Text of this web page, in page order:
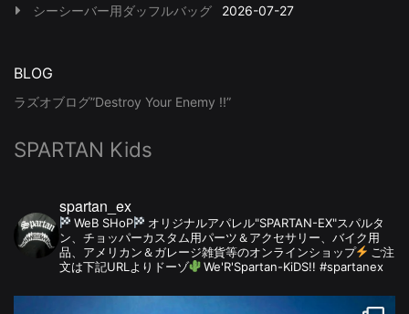
シーシーバー用ダッフルバッグ
2026-07-27
BLOG
ラズオブログ”Destroy Your Enemy !!”
SPARTAN Kids
spartan_ex
WeB SHoP
オリジナルアパレル"SPARTAN-EX"スパルタ
ン、チョッパーカスタム用パーツ＆アクセサリー、バイク用
品、アメリカン＆ガレージ雑貨等のオンラインショップ
ご注
文は下記URLよりドーゾ
We'R'Spartan-KiDS!! #spartanex